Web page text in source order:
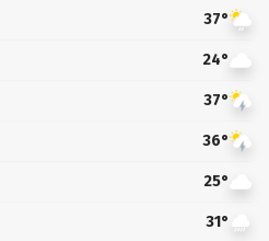
37°
24°
37°
36°
25°
31°